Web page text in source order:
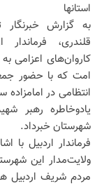
استانها
به گزارش خبرنگار
قلندری،
کاروان‌های اعزامی
امت که با حضور
انتظامی در
یادوخاطره رهبر
شهرستان خبرداد.
فرماندار اردبیل با
ولایت‌مدار این
مردم شریف اردبیل